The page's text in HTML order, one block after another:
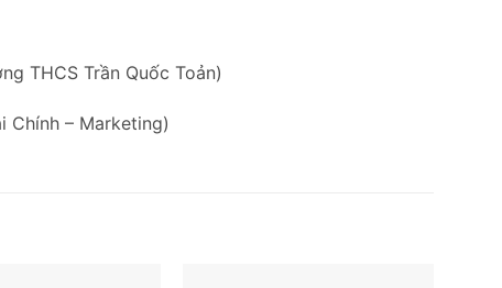
THCS Trần Quốc Toản)
Chính – Marketing)